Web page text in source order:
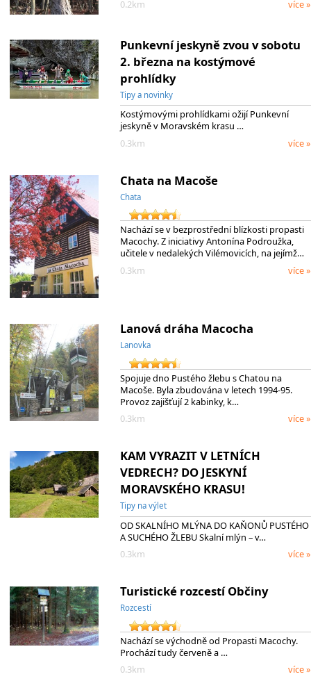
0.2km
více »
Punkevní jeskyně zvou v sobotu
2. března na kostýmové
prohlídky
Tipy a novinky
Kostýmovými prohlídkami ožijí Punkevní
jeskyně v Moravském krasu …
0.3km
více »
Chata na Macoše
Chata
Nachází se v bezprostřední blízkosti propasti
Macochy. Z iniciativy Antonína Podroužka,
učitele v nedalekých Vilémovicích, na jejímž…
0.3km
více »
Lanová dráha Macocha
Lanovka
Spojuje dno Pustého žlebu s Chatou na
Macoše. Byla zbudována v letech 1994-95.
Provoz zajišťují 2 kabinky, k…
0.3km
více »
KAM VYRAZIT V LETNÍCH
VEDRECH? DO JESKYNÍ
MORAVSKÉHO KRASU!
Tipy na výlet
OD SKALNÍHO MLÝNA DO KAŇONŮ PUSTÉHO
A SUCHÉHO ŽLEBU Skalní mlýn – v…
0.3km
více »
Turistické rozcestí Občiny
Rozcestí
Nachází se východně od Propasti Macochy.
Prochází tudy červeně a …
0.3km
více »